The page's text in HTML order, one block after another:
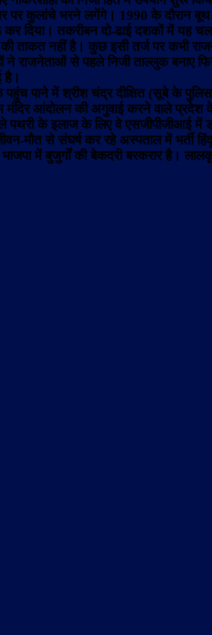
पर कुलांचे भरने लगेंगे। 1990 के दौरान
दिया। तकरीबन दो-ढाई दशकों में यह
ताकत नहीं है। कुछ इसी तर्ज पर कभी
राजनेताओं से पहले निजी ताल्लुक बनाए
है।
पाने में श्रीश चंद्र दीक्षित (सूबे के
मंदिर आंदोलन की अगुवाई करने वाले
के इलाज के लिए वे एसजीपीजीआई में
मौत से संघर्ष कर रहे अस्पताल में भर्ती
भाजपा में बुजुर्गों की बेकदरी बरकरार है।